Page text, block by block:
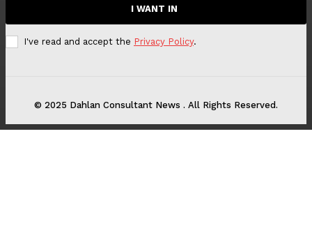
I WANT IN
I've read and accept the Privacy Policy.
© 2025 Dahlan Consultant News . All Rights Reserved.